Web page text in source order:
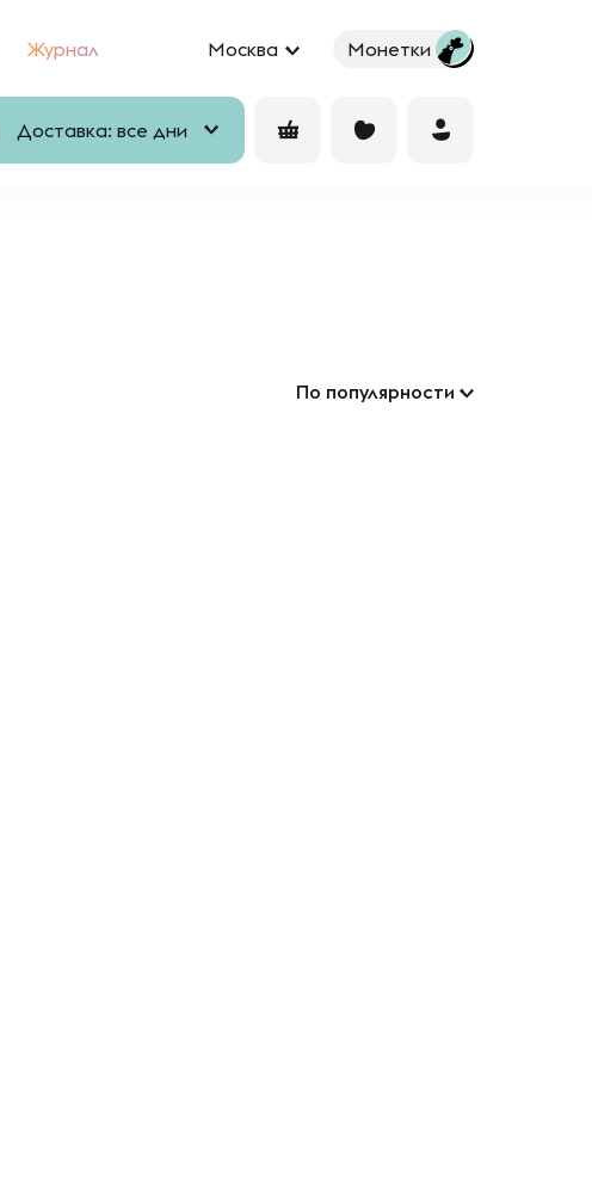
Журнал Москва Монетки
Доставка: все дни
По популярности